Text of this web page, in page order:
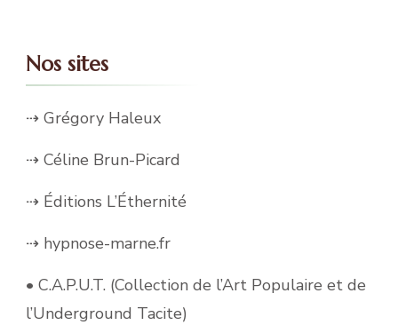
Nos sites
⇢ Grégory Haleux
⇢ Céline Brun-Picard
⇢ Éditions L’Éthernité
⇢ hypnose-marne.fr
• C.A.P.U.T. (Collection de l’Art Populaire et de
l’Underground Tacite)